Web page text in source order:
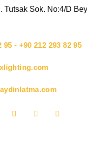
Tutsak Sok. No:4/D
95 - +90 212 293 82 95